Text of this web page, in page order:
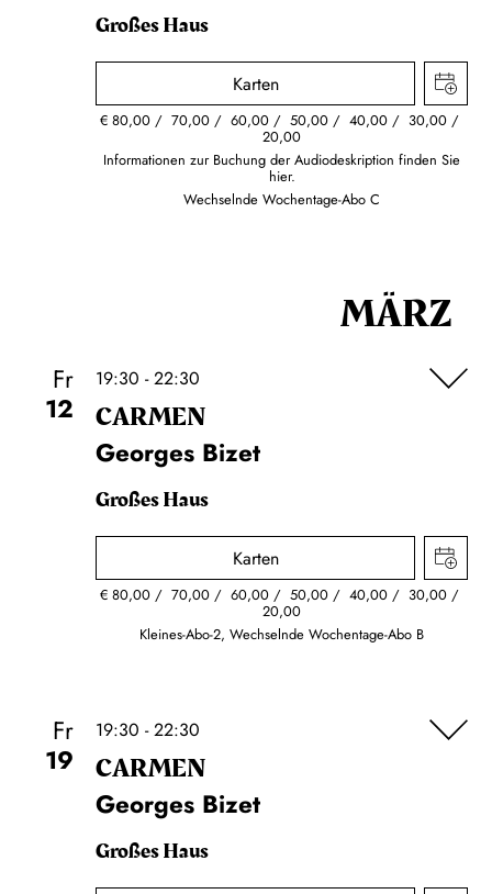
Großes Haus
Karten
€80,00 70,00 60,00 50,00 40,00 30,00
20,00
Informationen zur Buchung der Audiodeskription finden Sie
hier.
Wechselnde Wochentage-Abo C
MÄRZ
Fr
12
19:30 - 22:30
CARMEN
Georges Bizet
Großes Haus
Karten
€80,00 70,00 60,00 50,00 40,00 30,00
20,00
Kleines-Abo-2, Wechselnde Wochentage-Abo B
Fr
19
19:30 - 22:30
CARMEN
Georges Bizet
Großes Haus